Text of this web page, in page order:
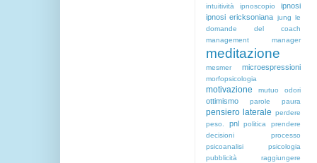
intuitività
ipnoscopio
ipnosi
ipnosi ericksoniana jung le
domande del coach
management
manager
meditazione
mesmer microespressioni
morfopsicologia
motivazione mutuo odori
ottimismo parole paura
pensiero laterale perdere
peso.
pnl politica
prendere
decisioni
processo
psicoanalisi
psicologia
pubblicità
raggiungere